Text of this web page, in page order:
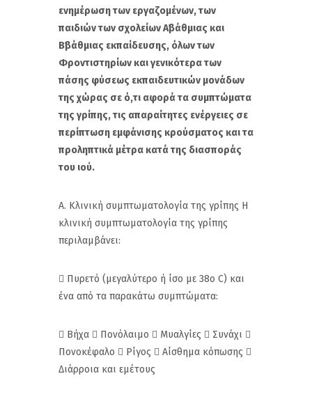
ενημέρωση των εργαζομένων, των
παιδιών των σχολείων Α΄βάθμιας και
Β΄βάθμιας εκπαίδευσης, όλων των
Φροντιστηρίων και γενικότερα των
πάσης φύσεως εκπαιδευτικών μονάδων
της χώρας σε ό,τι αφορά τα συμπτώματα
της γρίπης, τις απαραίτητες ενέργειες σε
περίπτωση εμφάνισης κρούσματος και τα
προληπτικά μέτρα κατά της διασποράς
του ιού.
Α. Κλινική συμπτωματολογία της γρίπης Η
κλινική συμπτωματολογία της γρίπης
περιλαμβάνει:
 Πυρετό (μεγαλύτερο ή ίσο με 38ο C) και
ένα από τα παρακάτω συμπτώματα:
 Βήχα  Πονόλαιμο  Μυαλγίες  Συνάχι 
Πονοκέφαλο  Ρίγος  Αίσθημα κόπωσης 
Διάρροια και εμέτους